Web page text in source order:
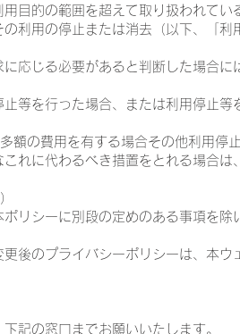
目的の範囲を超えて取り扱われて
利用の停止または消去（以下、「
応じる必要があると判断した場合
等を行った場合、または利用停止等
額の費用を有する場合その他利用停
れに代わるべき措置をとれる場合は
リシーに別段の定めのある事項を
後のプライバシーポリシーは、本
記の窓口までお願いいたします。